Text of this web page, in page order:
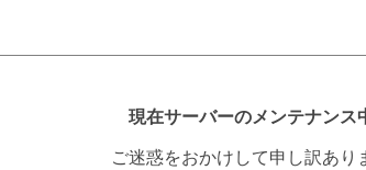
現在サーバーのメンテナンス
ご迷惑をおかけして申し訳あり